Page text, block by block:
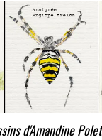
d'Amandine Polet